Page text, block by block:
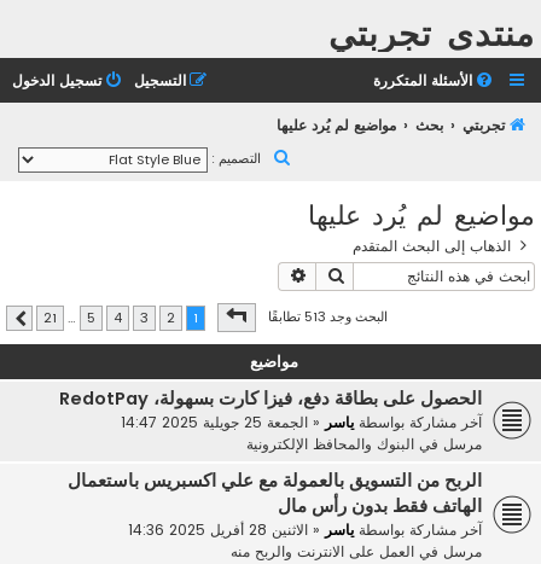
منتدى تجربتي
الأسئلة المتكررة تسجيل الدخول التسجيل
تجربتي بحث مواضيع لم يُرد عليها
التصميم :
ب
مواضيع لم يُرد عليها
الذهاب إلى البحث المتقدم
بحث
البحث وجد 513 تطابقًا صفحة1 من21
2
3
4
5
…
21 التالي
مواضيع
الحصول على بطاقة دفع، فيزا كارت بسهولة، RedotPay
آخر مشاركة بواسطة ياسر« الجمعة 25 جويلية 2025 14:47
مرسل في البنوك والمحافظ الإلكترونية
الربح من التسويق بالعمولة مع علي اكسبريس باستعمال
الهاتف فقط بدون رأس مال
آخر مشاركة بواسطة ياسر« الاثنين 28 أفريل 2025 14:36
مرسل في العمل على الانترنت والربح منه